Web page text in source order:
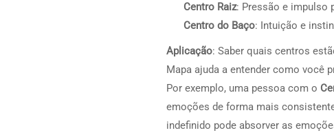
Centro Raiz: Pressão e impulso
Centro do Baço: Intuição e
Aplicação: Saber quais centros
Mapa ajuda a entender como você
Por exemplo, uma pessoa com o
emoções de forma mais
indefinido pode absorver as